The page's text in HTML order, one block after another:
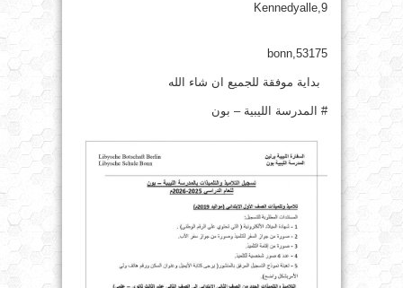
Kennedyalle,9
53175,bonn
بداية موفقة للجميع ان شاء الله
# المدرسة الليبية – بون